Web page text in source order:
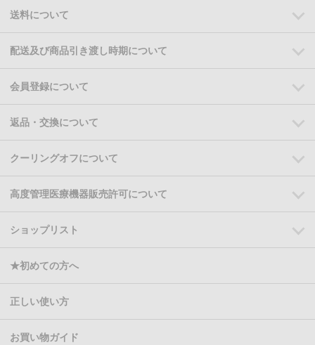
送料について
配送及び商品引き渡し時期について
会員登録について
返品・交換について
クーリングオフについて
高度管理医療機器販売許可について
ショップリスト
★初めての方へ
正しい使い方
お買い物ガイド